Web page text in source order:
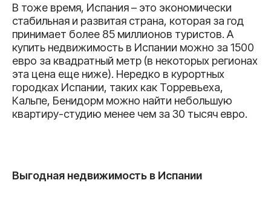
В тоже время, Испания – это экономически
стабильная и развитая страна, которая за год
принимает более 85 миллионов туристов. А
купить недвижимость в Испании можно за 1500
евро за квадратный метр (в некоторых регионах
эта цена еще ниже). Нередко в курортных
городках Испании, таких как Торревьеха,
Кальпе, Бенидорм можно найти небольшую
квартиру-студию менее чем за 30 тысяч евро.
Выгодная недвижимость в Испании